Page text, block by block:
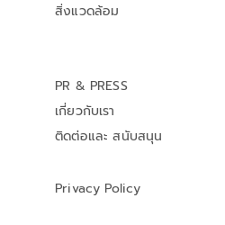
สิ่งแวดล้อม
PR & PRESS
เกี่ยวกับเรา
ติดต่อและ สนับสนุน
Privacy Policy